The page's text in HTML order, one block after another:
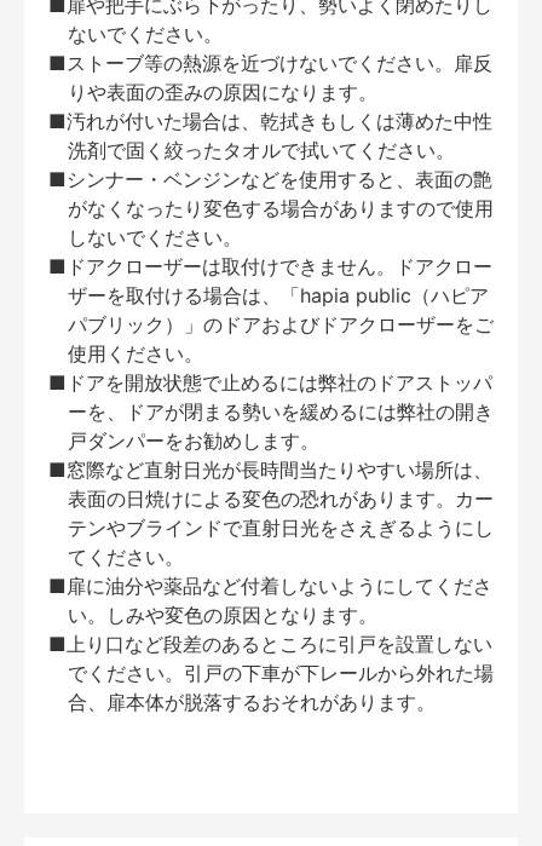
■扉や把手にぶら下がったり、勢いよく閉めたりし
ないでください。
■ストーブ等の熱源を近づけないでください。扉反
りや表面の歪みの原因になります。
■汚れが付いた場合は、乾拭きもしくは薄めた中性
洗剤で固く絞ったタオルで拭いてください。
■シンナー・ベンジンなどを使用すると、表面の艶
がなくなったり変色する場合がありますので使用
しないでください。
■ドアクローザーは取付けできません。ドアクロー
ザーを取付ける場合は、「hapia public（ハピア
パブリック）」のドアおよびドアクローザーをご
使用ください。
■ドアを開放状態で止めるには弊社のドアストッパ
ーを、ドアが閉まる勢いを緩めるには弊社の開き
戸ダンパーをお勧めします。
■窓際など直射日光が長時間当たりやすい場所は、
表面の日焼けによる変色の恐れがあります。カー
テンやブラインドで直射日光をさえぎるようにし
てください。
■扉に油分や薬品など付着しないようにしてくださ
い。しみや変色の原因となります。
■上り口など段差のあるところに引戸を設置しない
でください。引戸の下車が下レールから外れた場
合、扉本体が脱落するおそれがあります。